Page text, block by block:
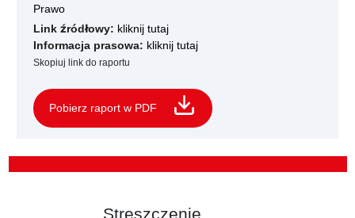
Prawo
Link źródłowy: kliknij tutaj
Informacja prasowa: kliknij tutaj
Skopiuj link do raportu
Pobierz raport w PDF
Streszczenie